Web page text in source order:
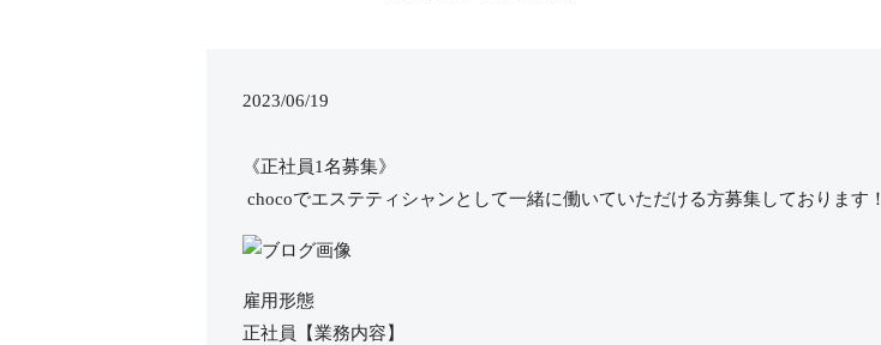
2023/06/19
《正社員1名募集》
chocoでエステティシャンとして一緒に働いていただける方募集しております！
雇用形態
正社員【業務内容】